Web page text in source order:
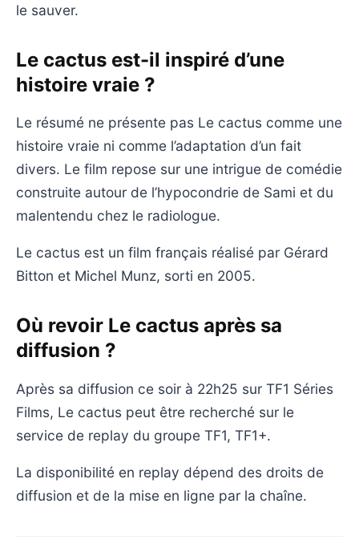
le sauver.
Le cactus est-il inspiré d’une
histoire vraie ?
Le résumé ne présente pas Le cactus comme une
histoire vraie ni comme l’adaptation d’un fait
divers. Le film repose sur une intrigue de comédie
construite autour de l’hypocondrie de Sami et du
malentendu chez le radiologue.
Le cactus est un film français réalisé par Gérard
Bitton et Michel Munz, sorti en 2005.
Où revoir Le cactus après sa
diffusion ?
Après sa diffusion ce soir à 22h25 sur TF1 Séries
Films, Le cactus peut être recherché sur le
service de replay du groupe TF1, TF1+.
La disponibilité en replay dépend des droits de
diffusion et de la mise en ligne par la chaîne.